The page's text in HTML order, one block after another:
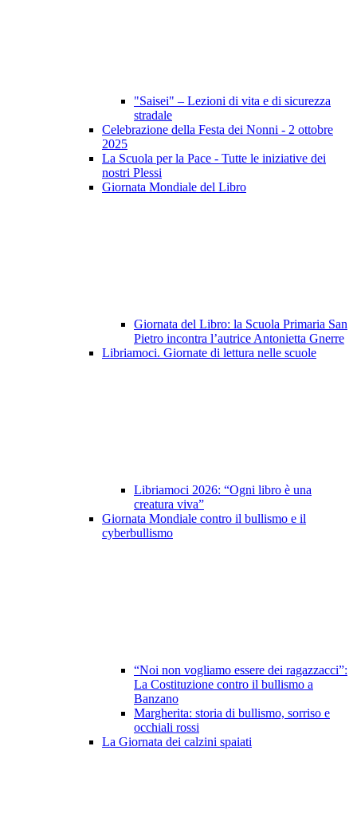
"Saisei" – Lezioni di vita e di sicurezza
stradale
Celebrazione della Festa dei Nonni - 2 ottobre
2025
La Scuola per la Pace - Tutte le iniziative dei
nostri Plessi
Giornata Mondiale del Libro
Giornata del Libro: la Scuola Primaria San
Pietro incontra l’autrice Antonietta Gnerre
Libriamoci. Giornate di lettura nelle scuole
Libriamoci 2026: “Ogni libro è una
creatura viva”
Giornata Mondiale contro il bullismo e il
cyberbullismo
“Noi non vogliamo essere dei ragazzacci”:
La Costituzione contro il bullismo a
Banzano
Margherita: storia di bullismo, sorriso e
occhiali rossi
La Giornata dei calzini spaiati